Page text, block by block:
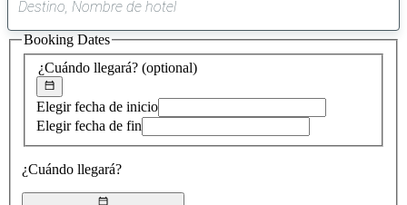
sugerencia
encontrada
¿Cuándo llegará? (optional)
Elegir fecha de inicio
Elegir fecha de fin
¿Cuándo llegará?
Booking Dates